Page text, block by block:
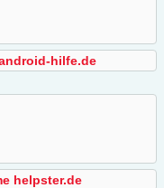
hilfe.de
helpster.de